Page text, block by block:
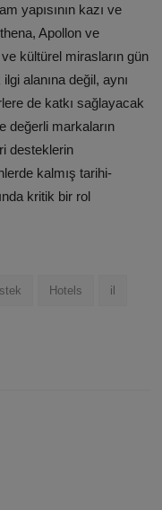
yapısının kazı ve
Apollon ve
kültürel mirasların gün
alanına değil, aynı
de katkı sağlayacak
değerli markaların
desteklerin
kalmış tarihi-
kritik bir rol
Hotels il